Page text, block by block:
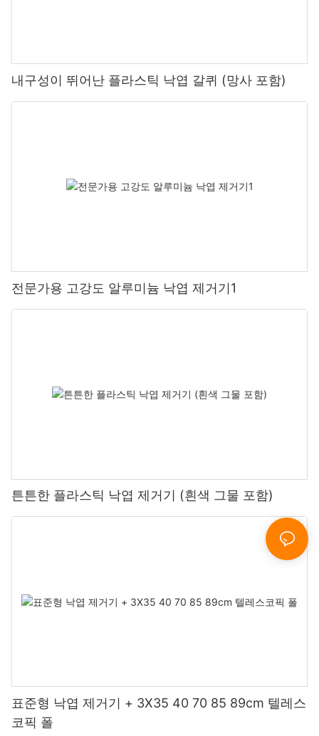
내구성이 뛰어난 플라스틱 낙엽 갈퀴 (망사 포함)
전문가용 고강도 알루미늄 낙엽 제거기1
튼튼한 플라스틱 낙엽 제거기 (흰색 그물 포함)
표준형 낙엽 제거기 + 3X35 40 70 85 89cm 텔레스
코픽 폴